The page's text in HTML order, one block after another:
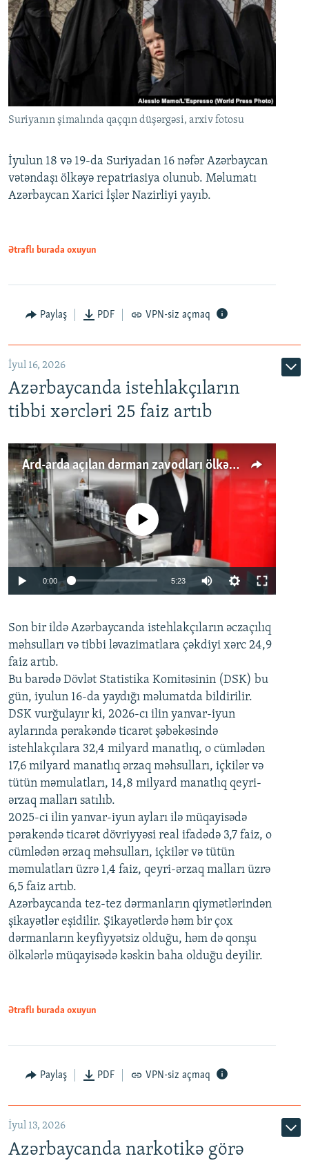
Suriyanın şimalında qaçqın düşərgəsi, arxiv fotosu
İyulun 18 və 19-da Suriyadan 16 nəfər Azərbaycan
vətəndaşı ölkəyə repatriasiya olunub. Məlumatı
Azərbaycan Xarici İşlər Nazirliyi yayıb.
Ətraflı burada oxuyun
Paylaş PDF VPN-siz açmaq
İyul 16, 2026
Azərbaycanda istehlakçıların
tibbi xərcləri 25 faiz artıb
Ard-arda açılan dərman zavodları ölkənin tələbatını ödəyirmi?
Auto 240p 360p 480p
720p 1080p
No media source currently available
0:00 5:23
360p
480p
720p
1080p
Son bir ildə Azərbaycanda istehlakçıların əczaçılıq
məhsulları və tibbi ləvazimatlara çəkdiyi xərc 24,9
faiz artıb.
Bu barədə Dövlət Statistika Komitəsinin (DSK) bu
gün, iyulun 16-da yaydığı məlumatda bildirilir.
DSK vurğulayır ki, 2026-cı ilin yanvar-iyun
aylarında pərakəndə ticarət şəbəkəsində
istehlakçılara 32,4 milyard manatlıq, o cümlədən
17,6 milyard manatlıq ərzaq məhsulları, içkilər və
tütün məmulatları, 14,8 milyard manatlıq qeyri-
ərzaq malları satılıb.
2025-ci ilin yanvar-iyun ayları ilə müqayisədə
pərakəndə ticarət dövriyyəsi real ifadədə 3,7 faiz, o
cümlədən ərzaq məhsulları, içkilər və tütün
məmulatları üzrə 1,4 faiz, qeyri-ərzaq malları üzrə
6,5 faiz artıb.
Azərbaycanda tez-tez dərmanların qiymətlərindən
şikayətlər eşidilir. Şikayətlərdə həm bir çox
dərmanların keyfiyyətsiz olduğu, həm də qonşu
ölkələrlə müqayisədə kəskin baha olduğu deyilir.
Ətraflı burada oxuyun
Paylaş PDF VPN-siz açmaq
İyul 13, 2026
Azərbaycanda narkotikə görə